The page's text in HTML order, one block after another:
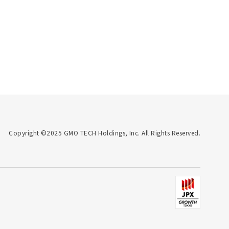
Copyright ©2025 GMO TECH Holdings, Inc. All Rights Reserved.